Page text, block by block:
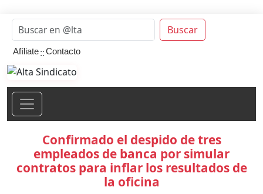
Buscar
Afíliate::Contacto
Confirmado el despido de tres
empleados de banca por simular
contratos para inflar los resultados de
la oficina